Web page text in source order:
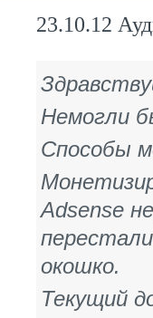
23.10.12
Немогли
Способы
Adsense
окошко.
Текущий